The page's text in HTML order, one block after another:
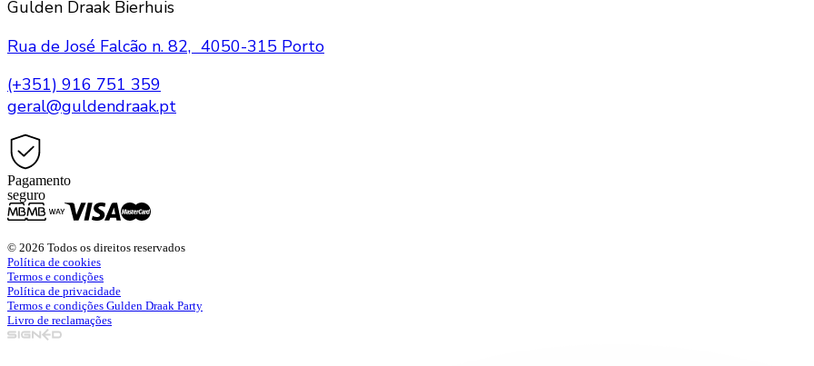
Gulden Draak Bierhuis
Rua de José Falcão n. 82, 4050-315 Porto
(+351) 916 751 359
geral@guldendraak.pt
Pagamento
seguro
© 2026 Todos os direitos reservados
Política de cookies
Termos e condições
Política de privacidade
Termos e condições Gulden Draak Party
Livro de reclamações